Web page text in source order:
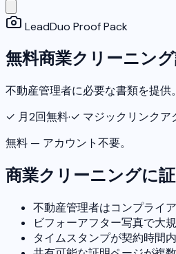
LeadDuo Proof Pack
無料商業クリーニン
不動産管理者に必要な書類を提供
✓ 月2回無料·✓ マジックリンクア
無料 — アカウント不要。
商業クリーニングに
不動産管理者はコンプライ
ビフォーアフター写真で大
タイムスタンプが契約時間